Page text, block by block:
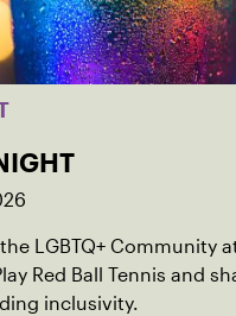
LGBTQ+ Community
Red Ball Tennis and
inclusivity.